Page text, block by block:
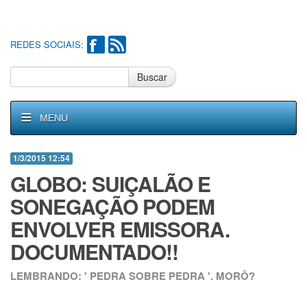
REDES SOCIAIS:
Buscar
MENU
1/3/2015 12:54
GLOBO: SUIÇALÃO E
SONEGAÇÃO PODEM
ENVOLVER EMISSORA.
DOCUMENTADO!!
LEMBRANDO: ' PEDRA SOBRE PEDRA '. MORÔ?